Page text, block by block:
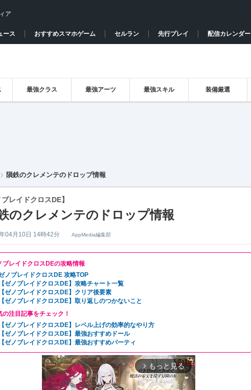
ア
ース おすすめスマホゲーム セルラン 先行プレイ 配信カレンダー
最強クラス 最強アーツ 最強スキル 装備厳選
隕鉄のクレメンテのドロップ情報
ブレイドクロスDE】
のクレメンテのドロップ情報
04月10日 14時42分 AppMedia編集部
ブレイドクロスDEの攻略情報
ノブレイドクロスDE 攻略TOP
【ゼノブレイドクロスDE】攻略チャート一覧
【ゼノブレイドクロスDE】クリア後要素
【ゼノブレイドクロスDE】取り返しのつかないこと
の注目記事をチェック！
【ゼノブレイドクロスDE】レベル上げの効率的なやり方
【ゼノブレイドクロスDE】最強おすすめドール
【ゼノブレイドクロスDE】最強おすすめパーティ
arrow_forward_ios もっと見る